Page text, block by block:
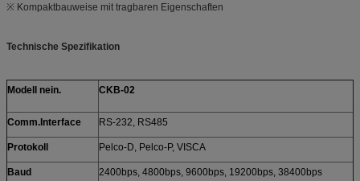
※ Kompaktbauweise mit tragbaren Eigenschaften
Technische Spezifikation
Modell nein. CKB-02
Comm.Interface RS-232, RS485
Protokoll Pelco-D, Pelco-P, VISCA
Baud 2400bps, 4800bps, 9600bps, 19200bps, 38400bps